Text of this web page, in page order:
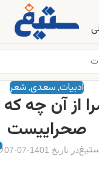
ادبیات, سعدی, شعر
۱۱۳: مرا از آن
صحراییست
در تاریخ 1401-07-07